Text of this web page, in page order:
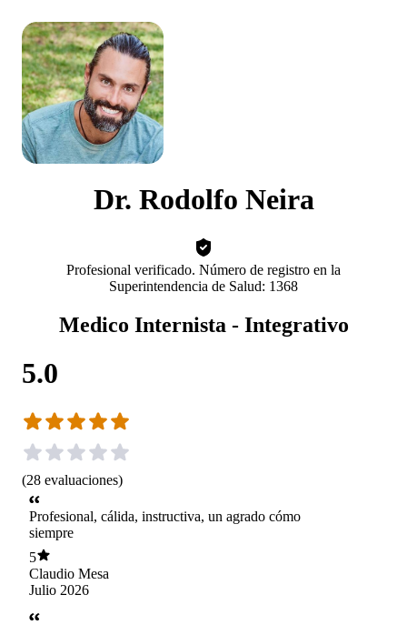
Dr. Rodolfo Neira
Profesional verificado. Número de registro en la
Superintendencia de Salud: 1368
Medico Internista - Integrativo
5.0
(28 evaluaciones)
Profesional, cálida, instructiva, un agrado cómo
siempre
5
Claudio Mesa
Julio 2026